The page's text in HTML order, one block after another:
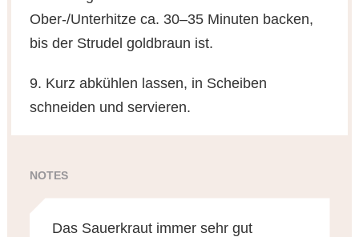
Ober-/Unterhitze ca. 30–35 Minuten backen,
bis der Strudel goldbraun ist.
9. Kurz abkühlen lassen, in Scheiben
schneiden und servieren.
NOTES
Das Sauerkraut immer sehr gut